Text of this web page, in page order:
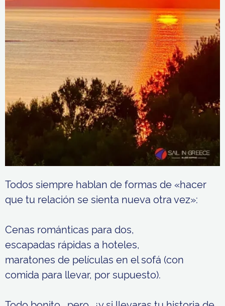
Todos siempre hablan de formas de «hacer
que tu relación se sienta nueva otra vez»:
Cenas románticas para dos,
escapadas rápidas a hoteles,
maratones de películas en el sofá (con
comida para llevar, por supuesto).